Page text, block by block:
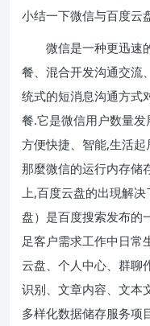
小结一下微信与百度云
微信是一种更迅速的
餐、混合开发沟通交流
统式的短消息沟通方式
餐.它是微信用户数量
方便快捷、智能,生活
那麼微信的运行内存储
上,百度云盘的出現解
盘）是百度搜索发布的
足客户需求工作中日常
云盘、个人中心、群聊
识别、文章内容、文本
多样化数据储存服务项